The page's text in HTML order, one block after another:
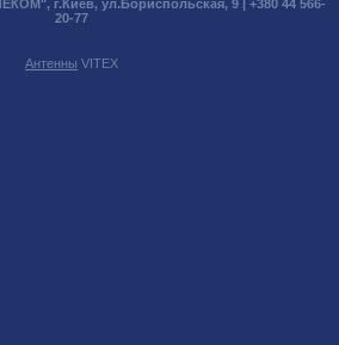
г.Киев, ул.Бориспольская, 9 | +380 44 566-
20-77
Антенны VITEX